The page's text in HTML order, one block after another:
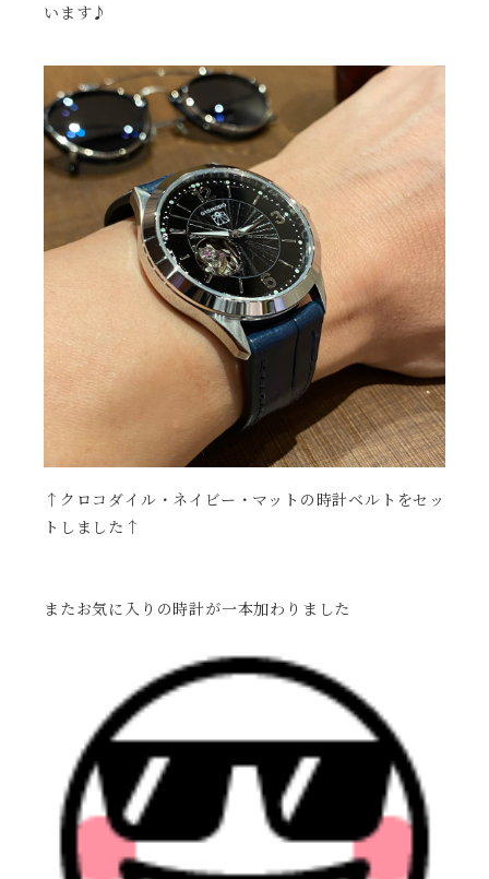
います♪
↑クロコダイル・ネイビー・マットの時計ベルトをセッ
トしました↑
またお気に入りの時計が一本加わりました